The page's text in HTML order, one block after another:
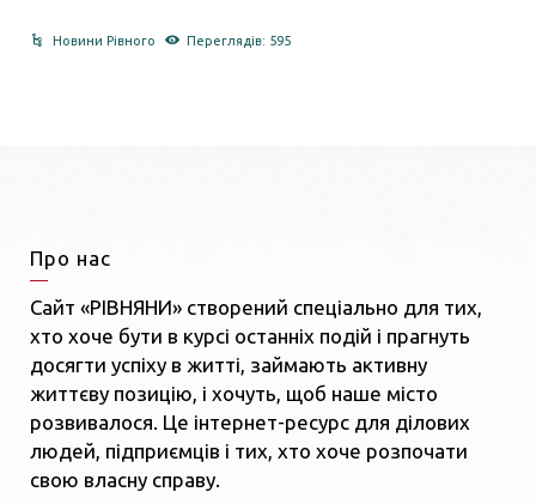
Новини Рівного Переглядів: 595
Про нас
Сайт «РІВНЯНИ» створений спеціально для тих,
хто хоче бути в курсі останніх подій і прагнуть
досягти успіху в житті, займають активну
життєву позицію, і хочуть, щоб наше місто
розвивалося. Це інтернет-ресурс для ділових
людей, підприємців і тих, хто хоче розпочати
свою власну справу.